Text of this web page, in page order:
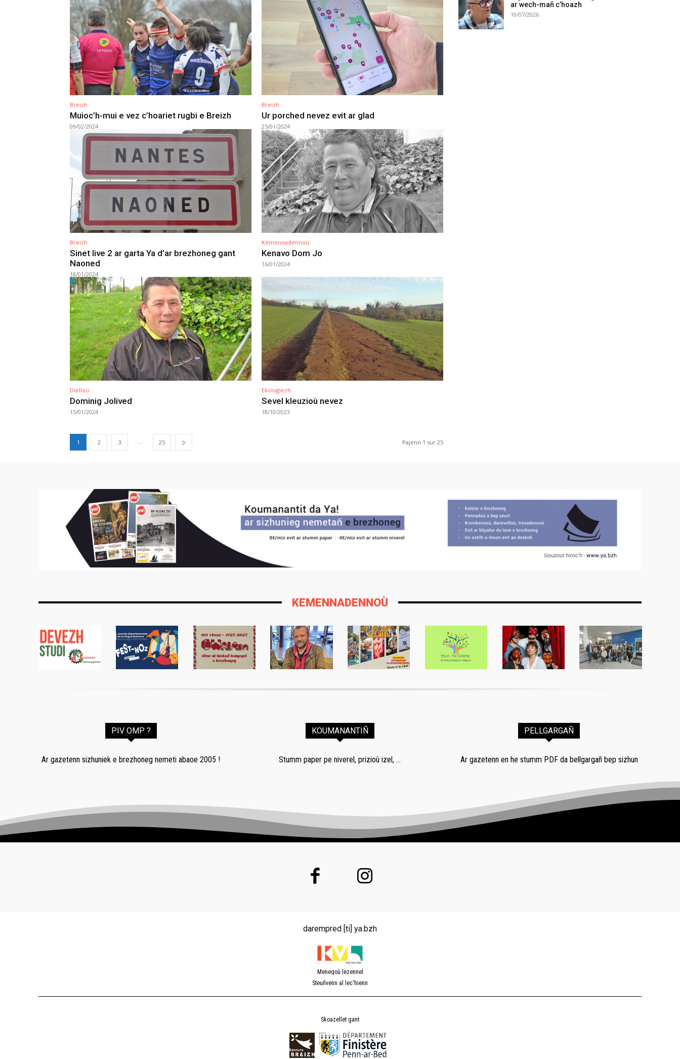
Breizh
Muioc’h-mui e vez c’hoariet rugbi e Breizh
09/02/2024
Breizh
Ur porched nevez evit ar glad
25/01/2024
Breizh
Sinet live 2 ar garta Ya d’ar brezhoneg gant
Naoned
18/01/2024
Kemennadennoù
Kenavo Dom Jo
16/01/2024
Dielloù
Dominig Jolived
15/01/2024
Ekologiezh
Sevel kleuzioù nevez
18/10/2023
1 2 3 25 Pajenn 1 sur 25
ar wech-mañ c’hoazh
10/07/2026
KEMENNADENNOÙ
PIV OMP ?
Ar gazetenn sizhuniek e brezhoneg nemeti abaoe 2005 !
KOUMANANTIÑ
Stumm paper pe niverel, prizioù izel, ...
PELLGARGAÑ
Ar gazetenn en he stumm PDF da bellgargañ bep sizhun
darempred [ti] ya.bzh
Menegoù lezennel
Steuñvenn al lec'hienn
Skoazellet gant